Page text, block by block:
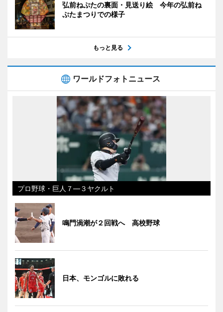
弘前ねぷたの裏面・見送り絵 今年の弘前ね
ぷたまつりでの様子
もっと見る
ワールドフォトニュース
プロ野球・巨人７―３ヤクルト
鳴門渦潮が２回戦へ 高校野球
日本、モンゴルに敗れる